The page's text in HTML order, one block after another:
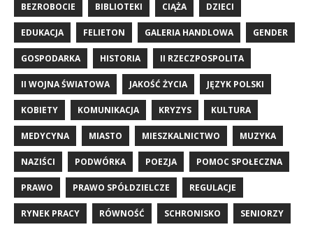
BEZROBOCIE BIBLIOTEKI CIĄŻA DZIECI
EDUKACJA FELIETON GALERIA HANDLOWA GENDER
GOSPODARKA HISTORIA II RZECZPOSPOLITA
II WOJNA ŚWIATOWA JAKOŚĆ ŻYCIA JĘZYK POLSKI
KOBIETY KOMUNIKACJA KRYZYS KULTURA
MEDYCYNA MIASTO MIESZKALNICTWO MUZYKA
NAZIŚCI PODWÓRKA POEZJA POMOC SPOŁECZNA
PRAWO PRAWO SPÓŁDZIELCZE REGULACJE
RYNEK PRACY RÓWNOŚĆ SCHRONISKO SENIORZY